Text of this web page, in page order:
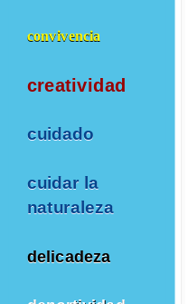
convivencia
creatividad
cuidado
cuidar la
naturaleza
delicadeza